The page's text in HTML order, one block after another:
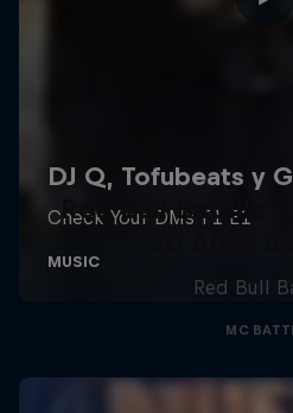
Red Bull Batalla
Red Bull
MC